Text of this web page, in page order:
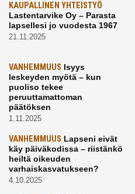
KAUPALLINEN YHTEISTYÖ
Lastentarvike Oy – Parasta
lapsellesi jo vuodesta 1967
21.11.2025
VANHEMMUUS Isyys
leskeyden myötä – kun
puoliso tekee
peruuttamattoman
päätöksen
1.11.2025
VANHEMMUUS Lapseni eivät
käy päiväkodissa – riistänkö
heiltä oikeuden
varhaiskasvatukseen?
4.10.2025